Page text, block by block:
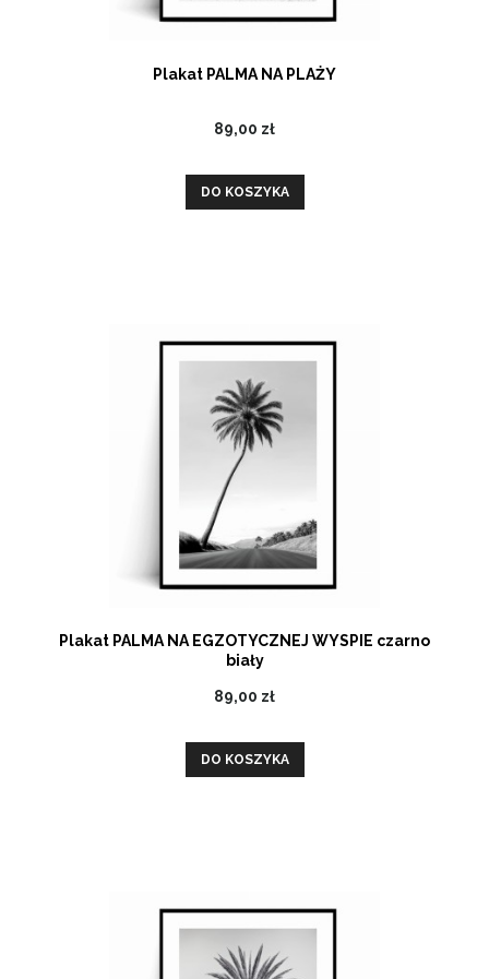
Plakat PALMA NA PLAŻY
89,00 zł
DO KOSZYKA
Plakat PALMA NA EGZOTYCZNEJ WYSPIE czarno
biały
89,00 zł
DO KOSZYKA